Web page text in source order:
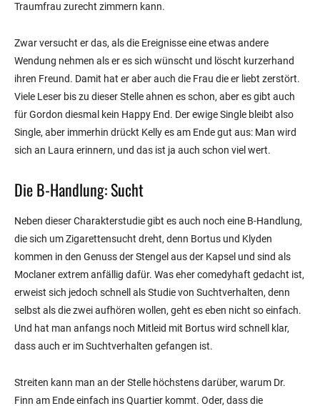
Traumfrau zurecht zimmern kann.
Zwar versucht er das, als die Ereignisse eine etwas andere
Wendung nehmen als er es sich wünscht und löscht kurzerhand
ihren Freund. Damit hat er aber auch die Frau die er liebt zerstört.
Viele Leser bis zu dieser Stelle ahnen es schon, aber es gibt auch
für Gordon diesmal kein Happy End. Der ewige Single bleibt also
Single, aber immerhin drückt Kelly es am Ende gut aus: Man wird
sich an Laura erinnern, und das ist ja auch schon viel wert.
Die B-Handlung: Sucht
Neben dieser Charakterstudie gibt es auch noch eine B-Handlung,
die sich um Zigarettensucht dreht, denn Bortus und Klyden
kommen in den Genuss der Stengel aus der Kapsel und sind als
Moclaner extrem anfällig dafür. Was eher comedyhaft gedacht ist,
erweist sich jedoch schnell als Studie von Suchtverhalten, denn
selbst als die zwei aufhören wollen, geht es eben nicht so einfach.
Und hat man anfangs noch Mitleid mit Bortus wird schnell klar,
dass auch er im Suchtverhalten gefangen ist.
Streiten kann man an der Stelle höchstens darüber, warum Dr.
Finn am Ende einfach ins Quartier kommt. Oder, dass die